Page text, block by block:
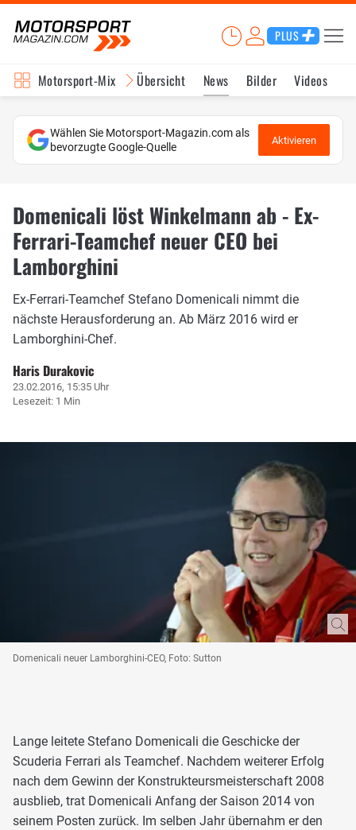
PLUS
Motorsport-Mix Übersicht News Bilder Videos
Wählen Sie Motorsport-Magazin.com als
bevorzugte Google-Quelle
Aktivieren
Domenicali löst Winkelmann ab - Ex-
Ferrari-Teamchef neuer CEO bei
Lamborghini
Ex-Ferrari-Teamchef Stefano Domenicali nimmt die
nächste Herausforderung an. Ab März 2016 wird er
Lamborghini-Chef.
Haris Durakovic
23.02.2016, 15:35 Uhr
Lesezeit: 1 Min
Domenicali neuer Lamborghini-CEO, Foto: Sutton
Lange leitete Stefano Domenicali die Geschicke der
Scuderia Ferrari als Teamchef. Nachdem weiterer Erfolg
nach dem Gewinn der Konstrukteursmeisterschaft 2008
ausblieb, trat Domenicali Anfang der Saison 2014 von
seinem Posten zurück. Im selben Jahr übernahm er den